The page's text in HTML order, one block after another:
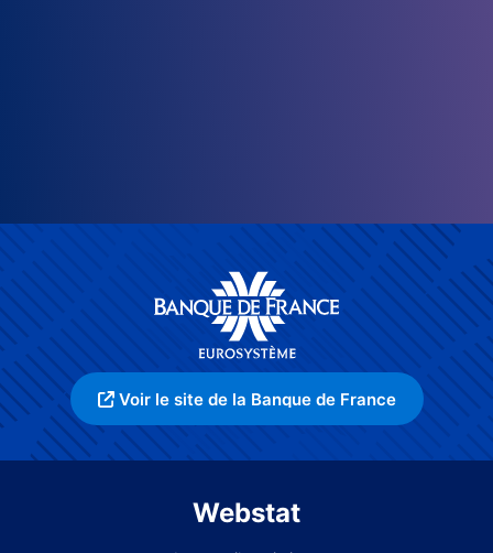
Voir le site de la Banque de France
Webstat